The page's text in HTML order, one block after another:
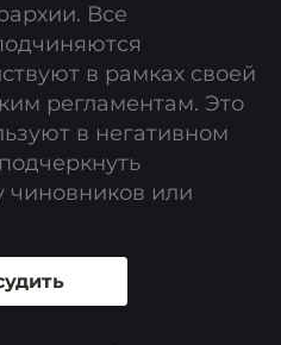
Все
в рамках своей
регламентам. Это
в негативном
или